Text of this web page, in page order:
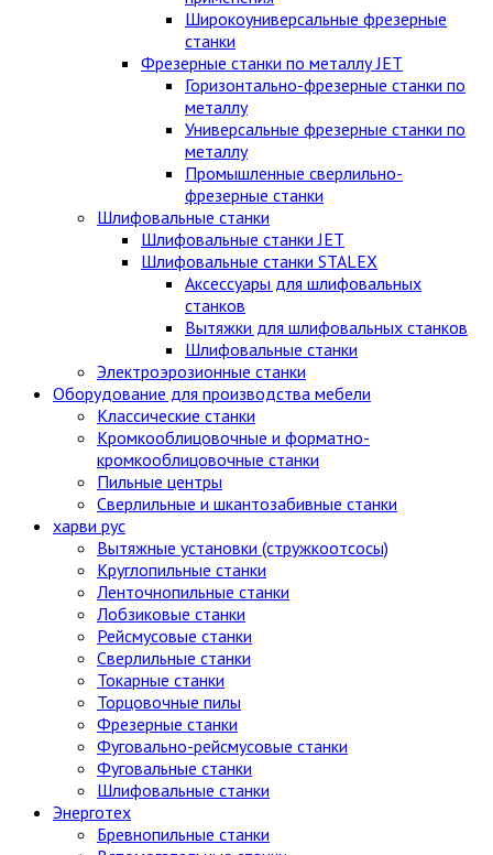
Широкоуниверсальные фрезерные
станки
Фрезерные станки по металлу JET
Горизонтально-фрезерные станки по
металлу
Универсальные фрезерные станки по
металлу
Промышленные сверлильно-
фрезерные станки
Шлифовальные станки
Шлифовальные станки JET
Шлифовальные станки STALEX
Аксессуары для шлифовальных
станков
Вытяжки для шлифовальных станков
Шлифовальные станки
Электроэрозионные станки
Оборудование для производства мебели
Классические станки
Кромкооблицовочные и форматно-
кромкооблицовочные станки
Пильные центры
Сверлильные и шкантозабивные станки
харви рус
Вытяжные установки (стружкоотсосы)
Круглопильные станки
Ленточнопильные станки
Лобзиковые станки
Рейсмусовые станки
Сверлильные станки
Токарные станки
Торцовочные пилы
Фрезерные станки
Фуговально-рейсмусовые станки
Фуговальные станки
Шлифовальные станки
Энерготех
Бревнопильные станки